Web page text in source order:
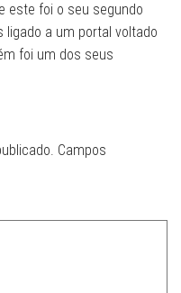
este foi o seu segundo
ligado a um portal voltado
foi um dos seus
Campos